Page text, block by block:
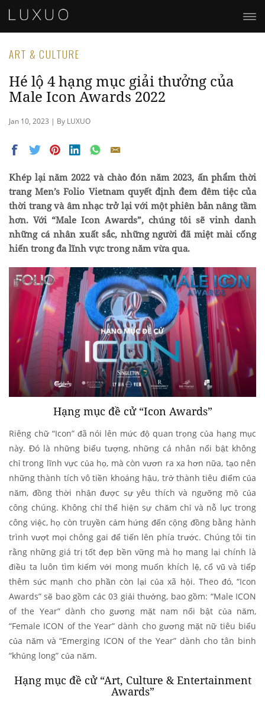
ART & CULTURE
Hé lộ 4 hạng mục giải thưởng của
Male Icon Awards 2022
Jan 10, 2023 | By LUXUO
Khép lại năm 2022 và chào đón năm 2023, ấn phẩm thời
trang Men’s Folio Vietnam quyết định đem đêm tiệc của
thời trang và âm nhạc trở lại với một phiên bản nâng tầm
hơn. Với “Male Icon Awards”, chúng tôi sẽ vinh danh
những cá nhân xuất sắc, những người đã miệt mài cống
hiến trong đa lĩnh vực trong năm vừa qua.
Hạng mục đề cử “Icon Awards”
Riêng chữ “Icon” đã nói lên mức độ quan trọng của hạng mục
này. Đó là những biểu tượng, những cá nhân nổi bật không
chỉ trong lĩnh vực của họ, mà còn vươn ra xa hơn nữa, tạo nên
những thành tích vô tiền khoáng hậu, trở thành tiêu điểm của
năm, đồng thời nhận được sự yêu thích và ngưỡng mộ của
công chúng. Không chỉ thể hiện sự chăm chỉ và nỗ lực trong
công việc, họ còn truyền cảm hứng đến cộng đồng bằng hành
trình vượt mọi chông gai để tiến lên phía trước. Chúng tôi tin
rằng những giá trị tốt đẹp bền vững mà họ mang lại chính là
điều ta luôn tìm kiếm với mong muốn khích lệ, cổ vũ và tiếp
thêm sức mạnh cho phần còn lại của xã hội. Theo đó, “Icon
Awards” sẽ bao gồm các 03 giải thưởng, bao gồm: “Male ICON
of the Year” dành cho gương mặt nam nổi bật của năm,
“Female ICON of the Year” dành cho gương mặt nữ tiêu biểu
của năm và “Emerging ICON of the Year” dành cho tân binh
“khủng long” của năm.
Hạng mục đề cử “Art, Culture & Entertainment
Awards”